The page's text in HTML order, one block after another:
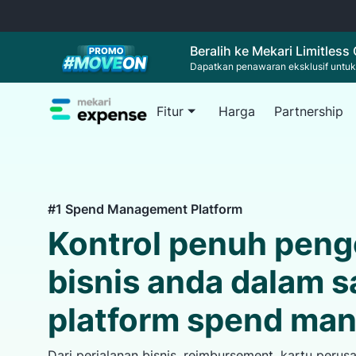
Beralih ke Mekari
Dapatkan penawaran eksklusif
Fitur
Kelola
Harga Partnership
#1 Spend Management Platform
Kontrol penuh
bisnis anda dalam
platform spend